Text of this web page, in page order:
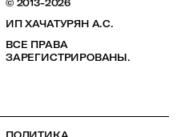
© 2013-2026
ИП ХАЧАТУРЯН А.С.
ВСЕ ПРАВА
ЗАРЕГИСТРИРОВАНЫ.